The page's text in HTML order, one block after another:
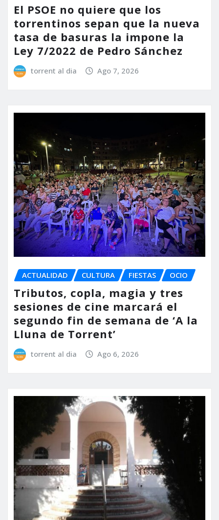
El PSOE no quiere que los
torrentinos sepan que la nueva
tasa de basuras la impone la
Ley 7/2022 de Pedro Sánchez
torrent al dia Ago 7, 2026
ACTUALIDAD CULTURA FIESTAS OCIO
Tributos, copla, magia y tres
sesiones de cine marcará el
segundo fin de semana de ‘A la
Lluna de Torrent’
torrent al dia Ago 6, 2026